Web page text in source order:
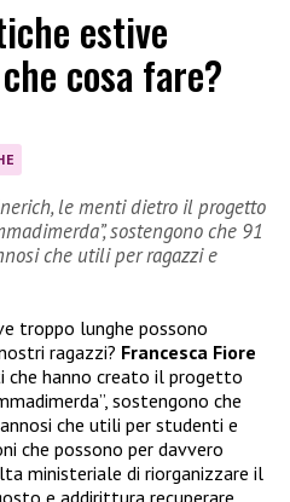
estive
cosa fare?
le menti dietro il progetto
sostengono che 91
che utili per ragazzi e
troppo lunghe possono
ragazzi? Francesca Fiore
che hanno creato il progetto
sostengono che
che utili per studenti e
che possono per davvero
ministeriale di riorganizzare il